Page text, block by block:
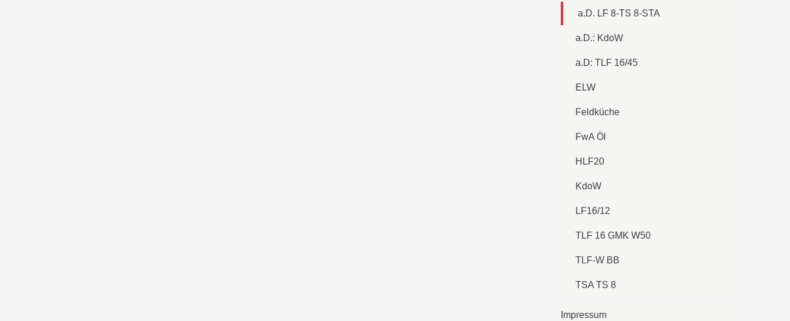
a.D. LF 8-TS 8-STA
a.D.: KdoW
a.D: TLF 16/45
ELW
Feldküche
FwA Öl
HLF20
KdoW
LF16/12
TLF 16 GMK W50
TLF-W BB
TSA TS 8
Impressum